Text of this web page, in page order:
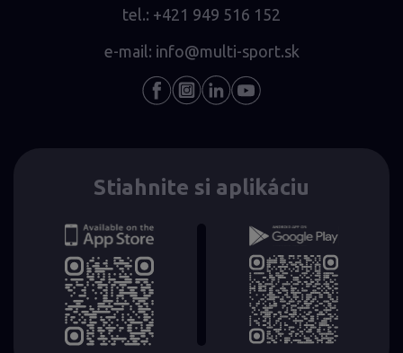
tel.: +421 949 516 152
e-mail: info@multi-sport.sk
Stiahnite si aplikáciu